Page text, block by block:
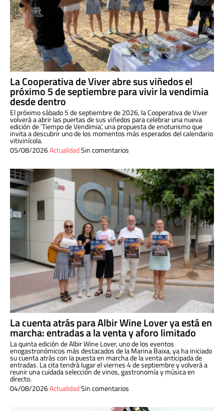
La Cooperativa de Viver abre sus viñedos el
próximo 5 de septiembre para vivir la vendimia
desde dentro
El próximo sábado 5 de septiembre de 2026, la Cooperativa de Viver
volverá a abrir las puertas de sus viñedos para celebrar una nueva
edición de ‘Tiempo de Vendimia’, una propuesta de enoturismo que
invita a descubrir uno de los momentos más esperados del calendario
vitivinícola.
05/08/2026ActualidadSin comentarios
La cuenta atrás para Albir Wine Lover ya está en
marcha: entradas a la venta y aforo limitado
La quinta edición de Albir Wine Lover, uno de los eventos
enogastronómicos más destacados de la Marina Baixa, ya ha iniciado
su cuenta atrás con la puesta en marcha de la venta anticipada de
entradas. La cita tendrá lugar el viernes 4 de septiembre y volverá a
reunir una cuidada selección de vinos, gastronomía y música en
directo.
04/08/2026ActualidadSin comentarios